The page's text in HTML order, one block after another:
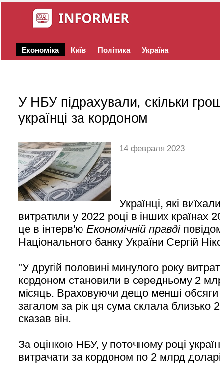
Економіка Київ Політика Україна
У НБУ підрахували, скільки
українці за кордоном
14 февраля 2023
Українці, які
витратили у 2022 році в інших країнах
це в інтерв'ю Економічній правді
Національного банку України Сергій
"У другій половині минулого року
кордоном становили в середньому 2
місяць. Враховуючи дещо менші обсяги
загалом за рік ця сума склала близько
сказав він.
За оцінкою НБУ, у поточному році
витрачати за кордоном по 2 млрд